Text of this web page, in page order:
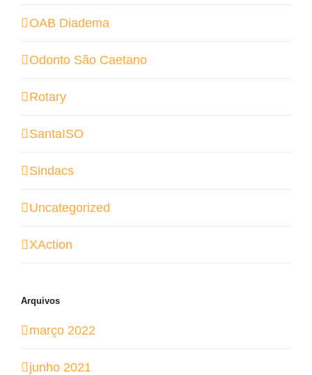
OAB Diadema
Odonto São Caetano
Rotary
SantaISO
Sindacs
Uncategorized
XAction
Arquivos
março 2022
junho 2021